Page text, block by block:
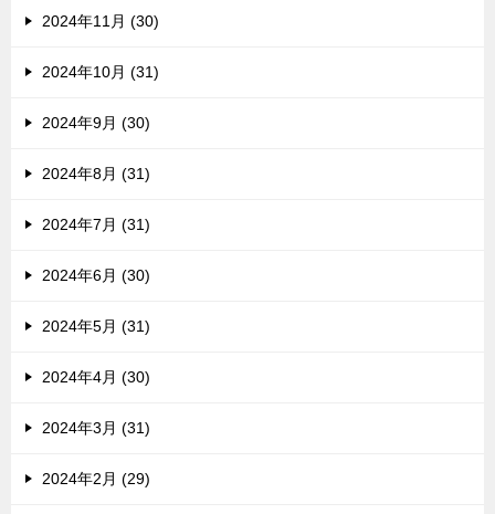
2024年11月 (30)
2024年10月 (31)
2024年9月 (30)
2024年8月 (31)
2024年7月 (31)
2024年6月 (30)
2024年5月 (31)
2024年4月 (30)
2024年3月 (31)
2024年2月 (29)